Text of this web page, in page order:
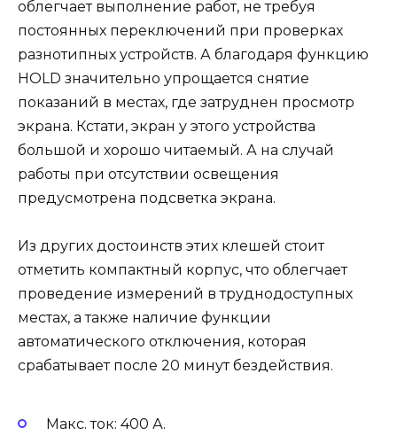
облегчает выполнение работ, не требуя
постоянных переключений при проверках
разнотипных устройств. А благодаря функцию
HOLD значительно упрощается снятие
показаний в местах, где затруднен просмотр
экрана. Кстати, экран у этого устройства
большой и хорошо читаемый. А на случай
работы при отсутствии освещения
предусмотрена подсветка экрана.
Из других достоинств этих клешей стоит
отметить компактный корпус, что облегчает
проведение измерений в труднодоступных
местах, а также наличие функции
автоматического отключения, которая
срабатывает после 20 минут бездействия.
Макс. ток: 400 А.